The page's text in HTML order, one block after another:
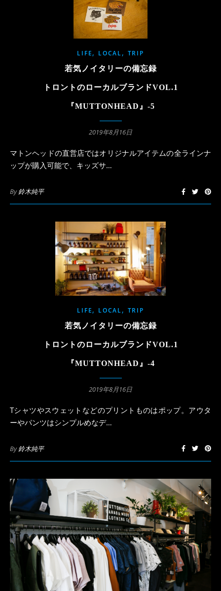
LIFE, LOCAL, TRIP
若気ノイタリーの備忘録
トロントのローカルブランドVOL.1
『MUTTONHEAD』-5
2019年8月16日
マトンヘッドの直営店ではオリジナルアイテムの全ラインナ
ップが購入可能で、キッズサ…
By鈴木純平
LIFE, LOCAL, TRIP
若気ノイタリーの備忘録
トロントのローカルブランドVOL.1
『MUTTONHEAD』-4
2019年8月16日
Tシャツやスウェットなどのプリントものはポップ。アウタ
ーやパンツはシンプルめなデ…
By鈴木純平